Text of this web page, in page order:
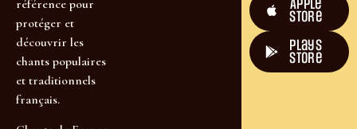
référence pour
protéger et
découvrir les
chants populaires
et traditionnels
français.
Apple
Store
plays
store